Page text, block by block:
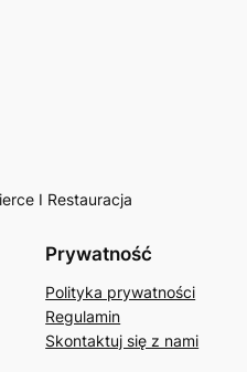
I Restauracja
Prywatność
Polityka prywatności
Regulamin
Skontaktuj się z nami